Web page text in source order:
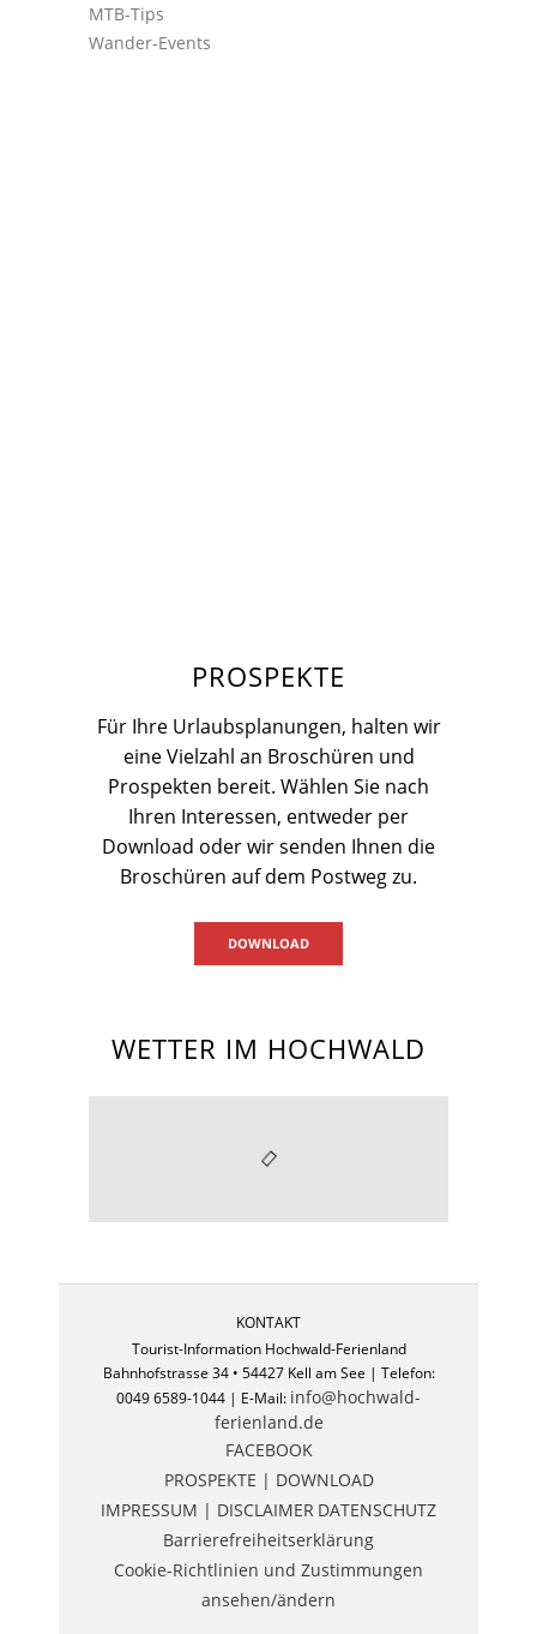
MTB-Tips
Wander-Events
PROSPEKTE
Für Ihre Urlaubsplanungen, halten wir
eine Vielzahl an Broschüren und
Prospekten bereit. Wählen Sie nach
Ihren Interessen, entweder per
Download oder wir senden Ihnen die
Broschüren auf dem Postweg zu.
DOWNLOAD
WETTER IM HOCHWALD
KONTAKT
Tourist-Information Hochwald-Ferienland
Bahnhofstrasse 34 • 54427 Kell am See | Telefon:
0049 6589-1044 | E-Mail: info@hochwald-
ferienland.de
FACEBOOK
PROSPEKTE | DOWNLOAD
IMPRESSUM | DISCLAIMER DATENSCHUTZ
Barrierefreiheitserklärung
Cookie-Richtlinien und Zustimmungen
ansehen/ändern